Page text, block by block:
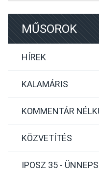
MŰSOROK
HÍREK
KALAMÁRIS
KOMMENTÁR
KÖZVETÍTÉS
IPOSZ 35 -